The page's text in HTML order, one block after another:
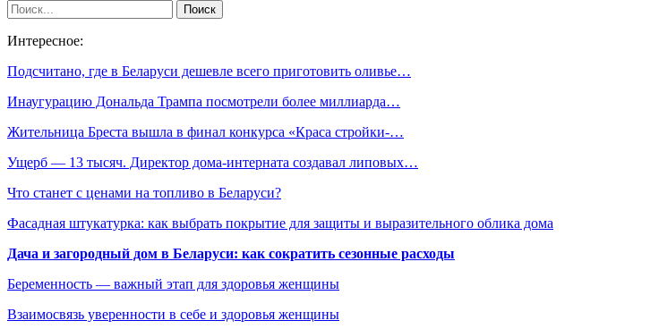
Интересное:
Подсчитано, где в Беларуси дешевле всего приготовить оливье…
Инаугурацию Дональда Трампа посмотрели более миллиарда…
Жительница Бреста вышла в финал конкурса «Краса стройки-…
Ущерб — 13 тысяч. Директор дома-интерната создавал липовых…
Что станет с ценами на топливо в Беларуси?
Фасадная штукатурка: как выбрать покрытие для защиты и выразительного облика дома
Дача и загородный дом в Беларуси: как сократить сезонные расходы
Беременность — важный этап для здоровья женщины
Взаимосвязь уверенности в себе и здоровья женщины